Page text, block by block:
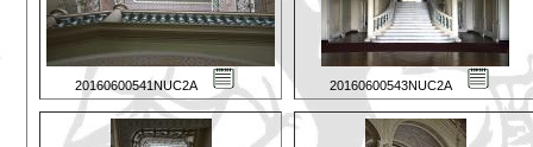
20160600541NUC2A 20160600543NUC2A